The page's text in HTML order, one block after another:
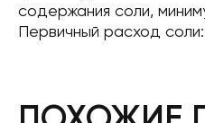
содержания соли,
Первичный расход